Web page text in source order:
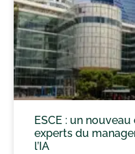
ESCE : un
experts du
l’IA